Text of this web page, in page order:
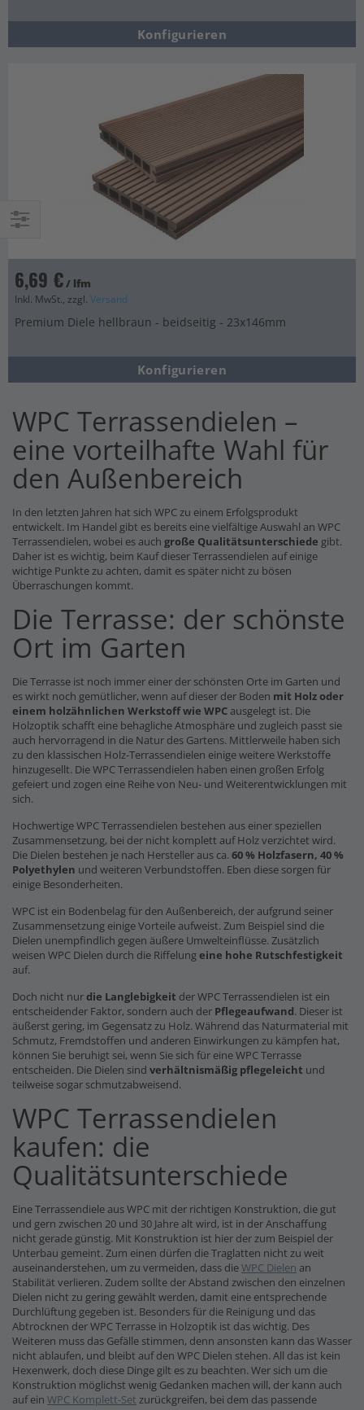
Konfigurieren
6,69 €/ lfm
Inkl. MwSt., zzgl. Versand
Premium Diele hellbraun - beidseitig - 23x146mm
Konfigurieren
WPC Terrassendielen –
eine vorteilhafte Wahl für
den Außenbereich
In den letzten Jahren hat sich WPC zu einem Erfolgsprodukt
entwickelt. Im Handel gibt es bereits eine vielfältige Auswahl an WPC
Terrassendielen, wobei es auch große Qualitätsunterschiede gibt.
Daher ist es wichtig, beim Kauf dieser Terrassendielen auf einige
wichtige Punkte zu achten, damit es später nicht zu bösen
Überraschungen kommt.
Die Terrasse: der schönste
Ort im Garten
Die Terrasse ist noch immer einer der schönsten Orte im Garten und
es wirkt noch gemütlicher, wenn auf dieser der Boden mit Holz oder
einem holzähnlichen Werkstoff wie WPCausgelegt ist. Die
Holzoptik schafft eine behagliche Atmosphäre und zugleich passt sie
auch hervorragend in die Natur des Gartens. Mittlerweile haben sich
zu den klassischen Holz-Terrassendielen einige weitere Werkstoffe
hinzugesellt. Die WPC Terrassendielen haben einen großen Erfolg
gefeiert und zogen eine Reihe von Neu- und Weiterentwicklungen mit
sich.
Hochwertige WPC Terrassendielen bestehen aus einer speziellen
Zusammensetzung, bei der nicht komplett auf Holz verzichtet wird.
Die Dielen bestehen je nach Hersteller aus ca. 60 % Holzfasern, 40 %
Polyethylen und weiteren Verbundstoffen. Eben diese sorgen für
einige Besonderheiten.
WPC ist ein Bodenbelag für den Außenbereich, der aufgrund seiner
Zusammensetzung einige Vorteile aufweist. Zum Beispiel sind die
Dielen unempfindlich gegen äußere Umwelteinflüsse. Zusätzlich
weisen WPC Dielen durch die Riffelungeine hohe Rutschfestigkeit
auf.
Doch nicht nurdie Langlebigkeit der WPC Terrassendielen ist ein
entscheidender Faktor, sondern auch der Pflegeaufwand. Dieser ist
äußerst gering, im Gegensatz zu Holz. Während das Naturmaterial mit
Schmutz, Fremdstoffen und anderen Einwirkungen zu kämpfen hat,
können Sie beruhigt sei, wenn Sie sich für eine WPC Terrasse
entscheiden. Die Dielen sind verhältnismäßig pflegeleicht und
teilweise sogar schmutzabweisend.
WPC Terrassendielen
kaufen: die
Qualitätsunterschiede
Eine Terrassendiele aus WPC mit der richtigen Konstruktion, die gut
und gern zwischen 20 und 30 Jahre alt wird, ist in der Anschaffung
nicht gerade günstig. Mit Konstruktion ist hier der zum Beispiel der
Unterbau gemeint. Zum einen dürfen die Traglatten nicht zu weit
auseinanderstehen, um zu vermeiden, dass dieWPC Dielen an
Stabilität verlieren. Zudem sollte der Abstand zwischen den einzelnen
Dielen nicht zu gering gewählt werden, damit eine entsprechende
Durchlüftung gegeben ist. Besonders für die Reinigung und das
Abtrocknen der WPC Terrasse in Holzoptik ist das wichtig. Des
Weiteren muss das Gefälle stimmen, denn ansonsten kann das Wasser
nicht ablaufen, und bleibt auf den WPC Dielen stehen. All das ist kein
Hexenwerk, doch diese Dinge gilt es zu beachten. Wer sich um die
Konstruktion möglichst wenig Gedanken machen will, der kann auch
auf ein WPC Komplett-Set zurückgreifen, bei dem das passende